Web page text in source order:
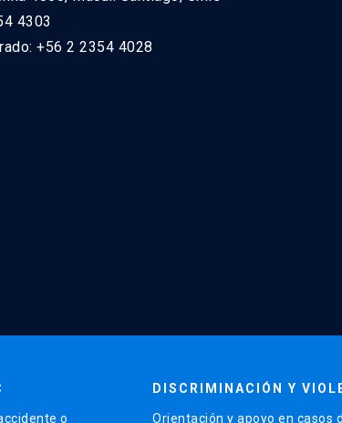
4303
+56 2 2354 4028
o
DISCRIMINACIÓN Y
Orientación y apoyo en casos